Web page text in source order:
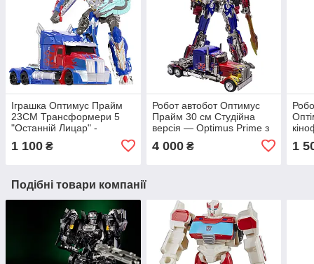
Іграшка Оптимус Прайм
23СМ Трансформери 5
"Останній Лицар" -
Deformation
1 100 ₴
Робот автобот Оптимус
Прайм 30 см Студійна
версія — Optimus Prime з
кінофільму "Transformers"
4 000₴ 1
Подібні товари компанії